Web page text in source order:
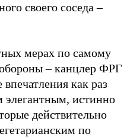
своего соседа –
мерах по самому
– канцлер ФРГ
как раз
элегантным, истинно
действительно
по